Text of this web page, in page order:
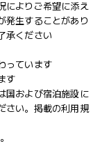
によりご希望に添え
発生することがあり
承ください
っています
す
国および宿泊施設に
さい。掲載の利用規